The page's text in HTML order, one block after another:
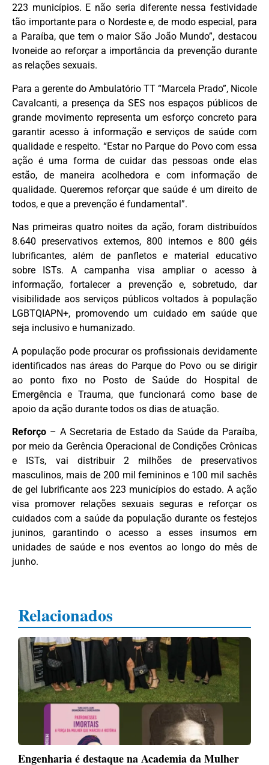
223 municípios. E não seria diferente nessa festividade
tão importante para o Nordeste e, de modo especial, para
a Paraíba, que tem o maior São João Mundo”, destacou
Ivoneide ao reforçar a importância da prevenção durante
as relações sexuais.
Para a gerente do Ambulatório TT “Marcela Prado”, Nicole
Cavalcanti, a presença da SES nos espaços públicos de
grande movimento representa um esforço concreto para
garantir acesso à informação e serviços de saúde com
qualidade e respeito. “Estar no Parque do Povo com essa
ação é uma forma de cuidar das pessoas onde elas
estão, de maneira acolhedora e com informação de
qualidade. Queremos reforçar que saúde é um direito de
todos, e que a prevenção é fundamental”.
Nas primeiras quatro noites da ação, foram distribuídos
8.640 preservativos externos, 800 internos e 800 géis
lubrificantes, além de panfletos e material educativo
sobre ISTs. A campanha visa ampliar o acesso à
informação, fortalecer a prevenção e, sobretudo, dar
visibilidade aos serviços públicos voltados à população
LGBTQIAPN+, promovendo um cuidado em saúde que
seja inclusivo e humanizado.
A população pode procurar os profissionais devidamente
identificados nas áreas do Parque do Povo ou se dirigir
ao ponto fixo no Posto de Saúde do Hospital de
Emergência e Trauma, que funcionará como base de
apoio da ação durante todos os dias de atuação.
Reforço – A Secretaria de Estado da Saúde da Paraíba,
por meio da Gerência Operacional de Condições Crônicas
e ISTs, vai distribuir 2 milhões de preservativos
masculinos, mais de 200 mil femininos e 100 mil sachês
de gel lubrificante aos 223 municípios do estado. A ação
visa promover relações sexuais seguras e reforçar os
cuidados com a saúde da população durante os festejos
juninos, garantindo o acesso a esses insumos em
unidades de saúde e nos eventos ao longo do mês de
junho.
Relacionados
Engenharia é destaque na Academia da Mulher